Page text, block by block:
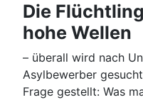
Die
hohe Wellen
– überall wird nach
Asylbewerber
Frage gestellt: Was